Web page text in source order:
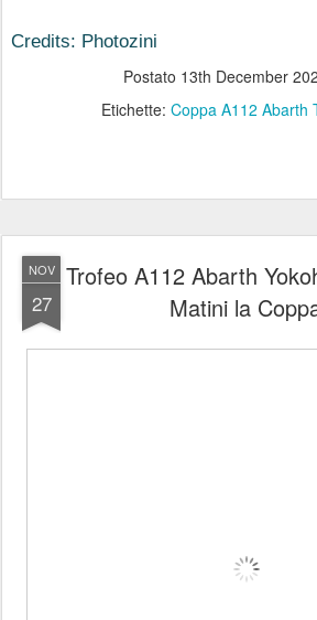
Credits: Photozini
Postato 13th December
Etichette: Coppa A112 Abarth
NOV
27
Trofeo A112 Abarth
Matini la